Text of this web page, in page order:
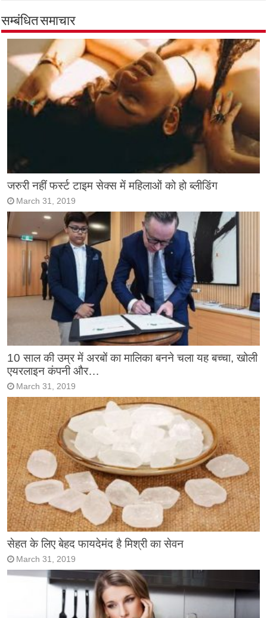
सम्बंधित समाचार
जरुरी नहीं फर्स्ट टाइम सेक्स में महिलाओं को हो ब्लीडिंग
March 31, 2019
10 साल की उम्र में अरबों का मालिका बनने चला यह बच्चा, खोली
एयरलाइन कंपनी और…
March 31, 2019
सेहत के लिए बेहद फायदेमंद है मिश्री का सेवन
March 31, 2019